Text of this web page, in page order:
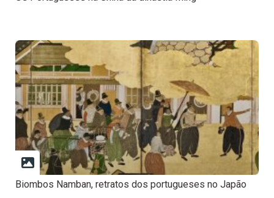
Biombos Namban, retratos dos portugueses no Japão